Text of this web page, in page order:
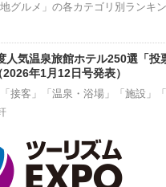
グルメ」の各カテゴリ別ランキ
人気温泉旅館ホテル250選「投
年1月12日号発表）
「接客」「温泉・浴場」「施設」